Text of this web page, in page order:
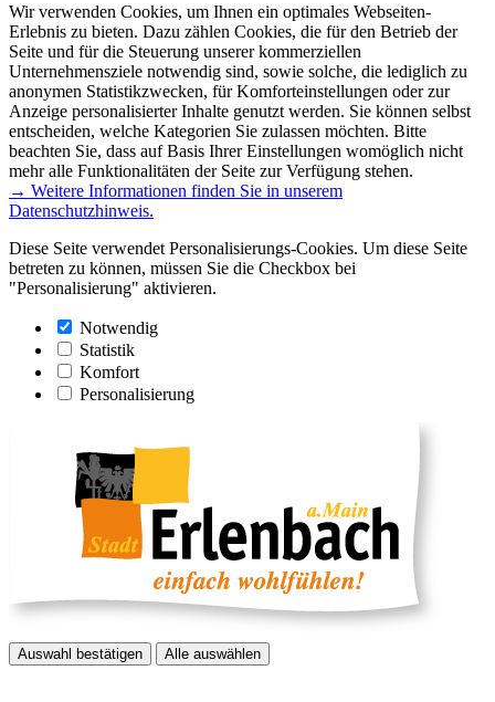
Wir verwenden Cookies, um Ihnen ein optimales Webseiten-
Erlebnis zu bieten. Dazu zählen Cookies, die für den Betrieb der
Seite und für die Steuerung unserer kommerziellen
Unternehmensziele notwendig sind, sowie solche, die lediglich zu
anonymen Statistikzwecken, für Komforteinstellungen oder zur
Anzeige personalisierter Inhalte genutzt werden. Sie können selbst
entscheiden, welche Kategorien Sie zulassen möchten. Bitte
beachten Sie, dass auf Basis Ihrer Einstellungen womöglich nicht
mehr alle Funktionalitäten der Seite zur Verfügung stehen.
→ Weitere Informationen finden Sie in unserem
Datenschutzhinweis.
Diese Seite verwendet Personalisierungs-Cookies. Um diese Seite
betreten zu können, müssen Sie die Checkbox bei
"Personalisierung" aktivieren.
Notwendig
Statistik
Komfort
Personalisierung
Auswahl bestätigen Alle auswählen